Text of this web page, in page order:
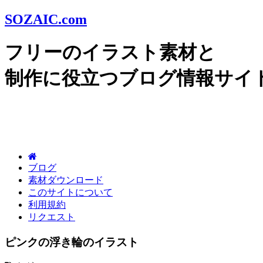
SOZAIC.com
フリーのイラスト素材と
制作に役立つブログ情報サイ
ブログ
素材ダウンロード
このサイトについて
利用規約
リクエスト
ピンクの浮き輪のイラスト